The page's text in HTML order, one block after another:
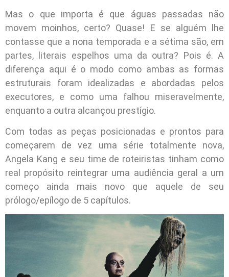
Mas o que importa é que águas passadas não
movem moinhos, certo? Quase! E se alguém lhe
contasse que a nona temporada e a sétima são, em
partes, literais espelhos uma da outra? Pois é. A
diferença aqui é o modo como ambas as formas
estruturais foram idealizadas e abordadas pelos
executores, e como uma falhou miseravelmente,
enquanto a outra alcançou prestígio.
Com todas as peças posicionadas e prontos para
começarem de vez uma série totalmente nova,
Angela Kang e seu time de roteiristas tinham como
real propósito reintegrar uma audiência geral a um
começo ainda mais novo que aquele de seu
prólogo/epílogo de 5 capítulos.